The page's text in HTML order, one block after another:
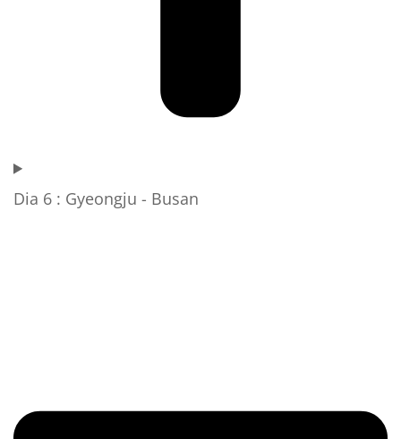
Dia 6 : Gyeongju - Busan